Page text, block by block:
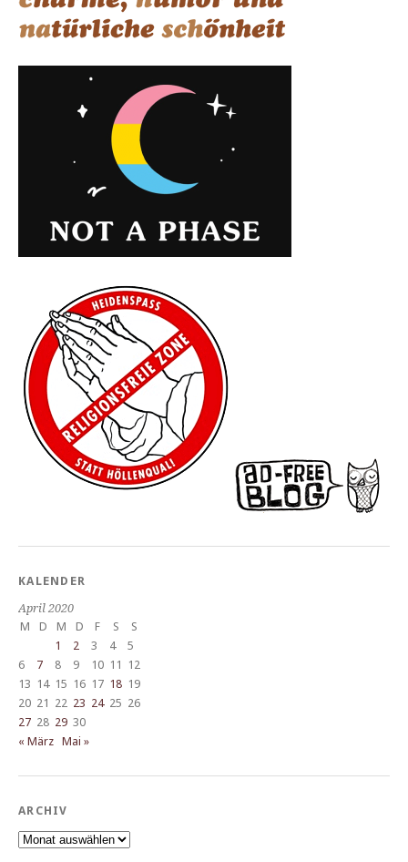
KALENDER
April 2020
M
D M D F S
S
1
2 3 4
5
6
7 8 9 10 11
12
13 14 15 16 17 18 19
20 21 22 23 24 25 26
27 28 29 30
« März Mai »
ARCHIV
Archiv